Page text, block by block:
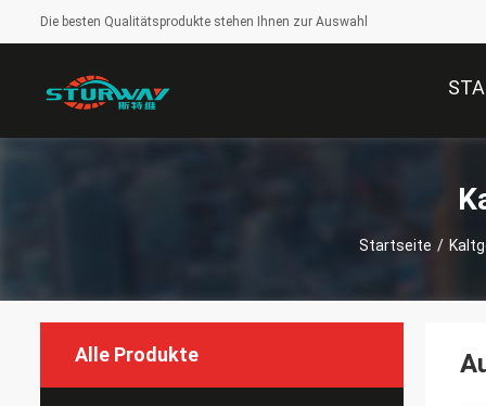
Die besten Qualitätsprodukte stehen Ihnen zur Auswahl
Startseite /
Alle Produkte